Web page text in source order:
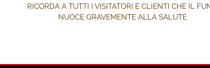
RICORDA A TUTTI I VISITATORI E CLIENTI CHE IL
NUOCE GRAVEMENTE ALLA SALUTE